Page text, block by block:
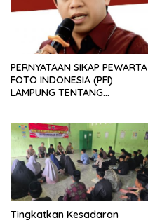
PERNYATAAN SIKAP PEWARTA
FOTO INDONESIA (PFI)
LAMPUNG TENTANG
TERHADAP JURNALIS DI
PENGADILAN NEGERI
TANJUNG KARANG.
Tingkatkan Kesadaran